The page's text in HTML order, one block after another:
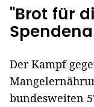
"Brot für
Der Kampf
bundesweiten